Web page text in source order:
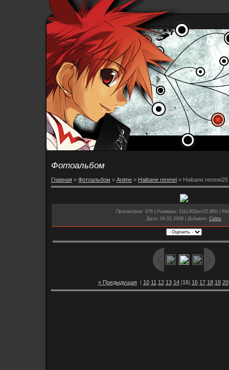
Фотоальбом
Главная » Фотоальбом » Anime » Haibane renmei » Haibane renmei25
Просмотров: 478 | Размеры: 211x300px/22.8Kb |
Дата: 04.02.2009 | Добавил: Celes
« Предыдущая| 10 11 12 13 14[15] 16 17 18 19 20